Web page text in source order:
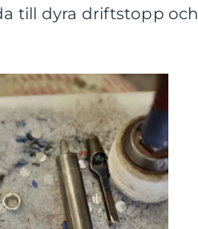
till dyra driftstopp och